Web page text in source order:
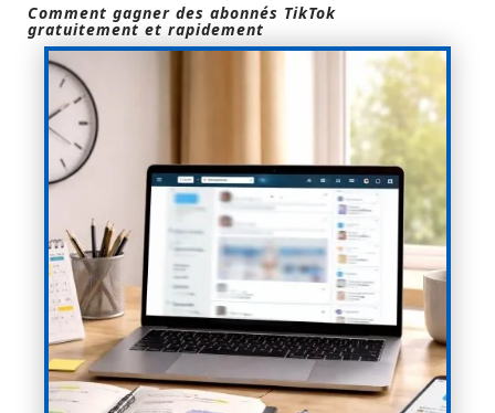
Comment gagner des abonnés TikTok
gratuitement et rapidement